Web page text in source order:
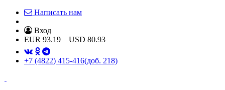
Написать нам
Вход
EUR 93.19 USD 80.93
+7 (4822) 415-416(доб. 218)